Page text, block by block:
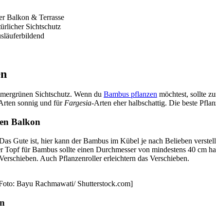
Balkon & Terrasse
Sichtschutz
Sichtschutz. Wenn du Bambus pflanzen möchtest, sollte
sonnig und fürFargesia-Arten eher halbschattig. Die beste
Balkon
Gute ist, hier kann der Bambus im Kübel je nach Belieben
für Bambus sollte einen Durchmesser von mindestens 40 cm
Auch Pflanzenroller erleichtern das Verschieben.
Bayu Rachmawati/ Shutterstock.com]